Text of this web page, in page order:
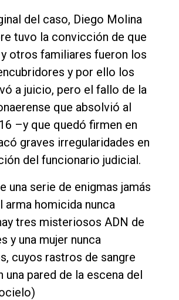
del caso, Diego Molina
tuvo la convicción de que
otros familiares fueron los
y por ello los
a juicio, pero el fallo de la
que absolvió al
–y que quedó firmen en
graves irregularidades en
del funcionario judicial.
una serie de enigmas jamás
arma homicida nunca
tres misteriosos ADN de
y una mujer nunca
cuyos rastros de sangre
una pared de la escena del